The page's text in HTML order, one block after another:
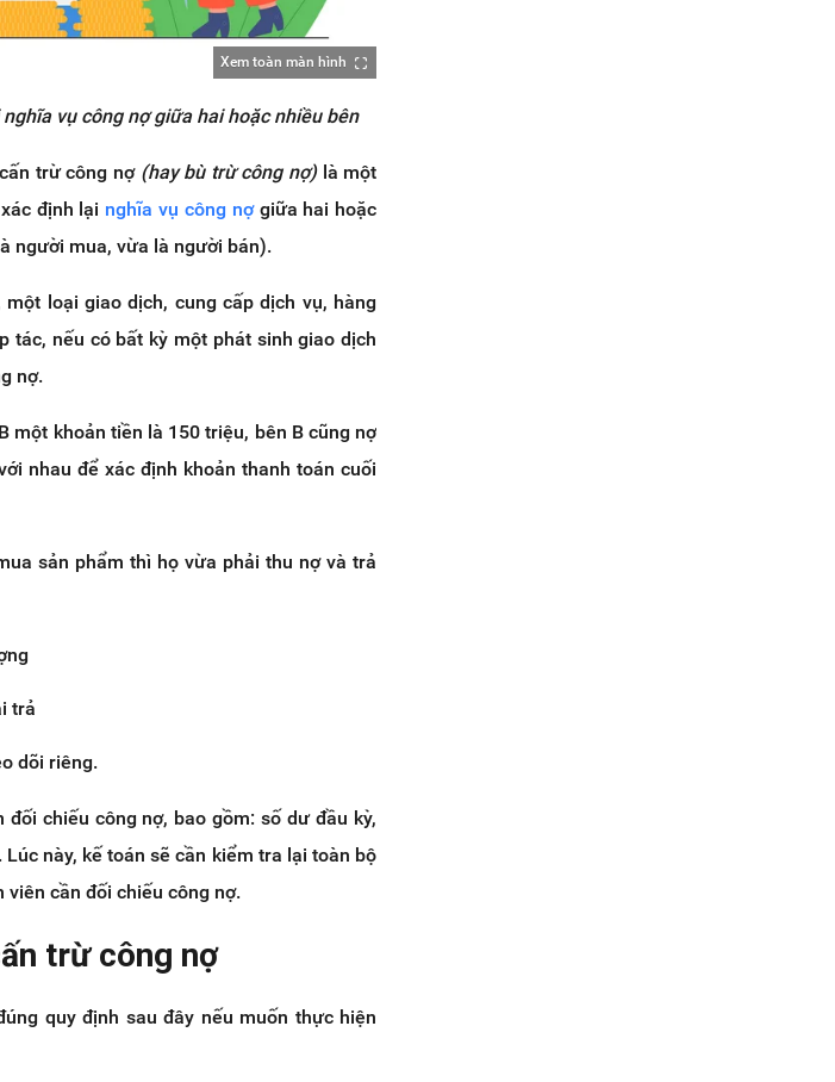
Xem toàn màn hình
vụ công nợ giữa hai hoặc nhiều bên
trừ công nợ (hay bù trừ công nợ)là một
định lại nghĩa vụ công nợgiữa hai hoặc
người mua, vừa là người bán).
loại giao dịch, cung cấp dịch vụ, hàng
tác, nếu có bất kỳ một phát sinh giao dịch
nợ.
một khoản tiền là 150 triệu, bên B cũng nợ
nhau để xác định khoản thanh toán cuối
sản phẩm thì họ vừa phải thu nợ và trả
trả
dõi riêng.
chiếu công nợ, bao gồm: số dư đầu kỳ,
này, kế toán sẽ cần kiểm tra lại toàn bộ
viên cần đối chiếu công nợ.
trừ công nợ
quy định sau đây nếu muốn thực hiện